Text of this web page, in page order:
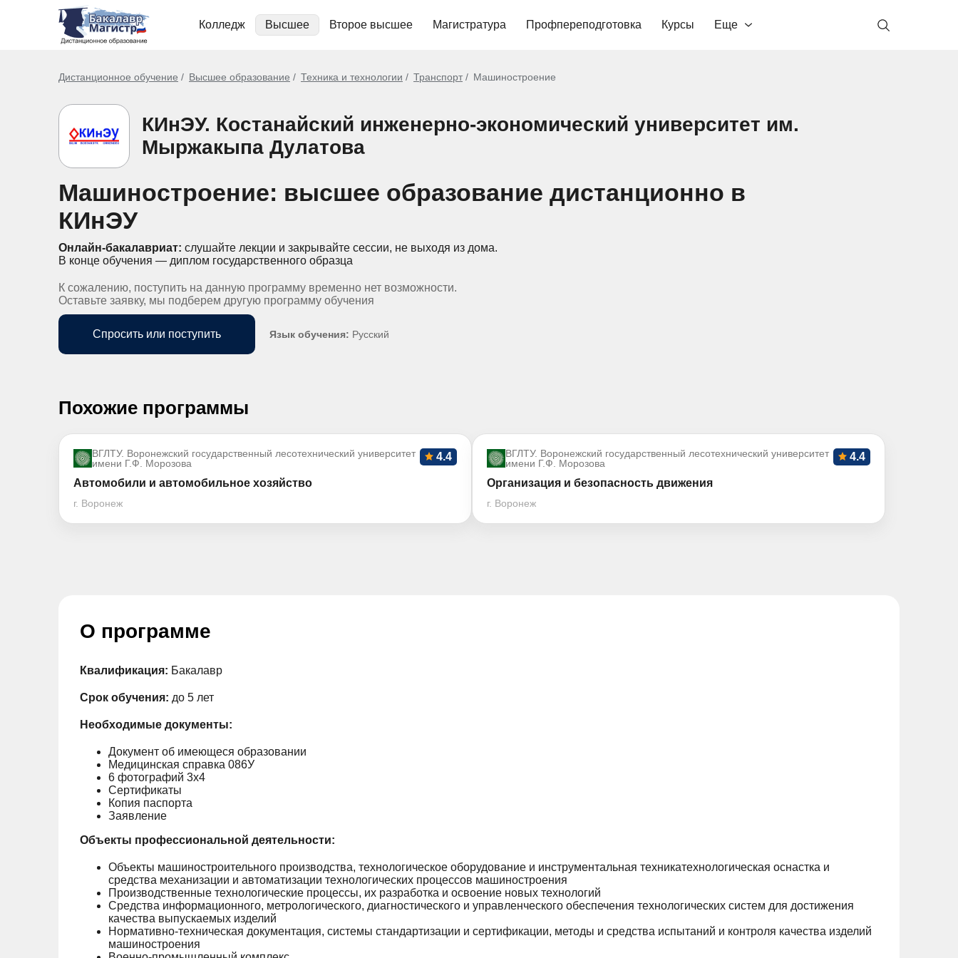
Колледж Высшее Второе высшее Магистратура Профпереподготовка Курсы Еще
Дистанционное обучение Высшее образование Техника и технологии Транспорт Машиностроение
КИнЭУ. Костанайский инженерно-экономический университет им.
Мыржакыпа Дулатова
Машиностроение: высшее образование дистанционно в
КИнЭУ
Онлайн-бакалавриат: слушайте лекции и закрывайте сессии, не выходя из дома.
В конце обучения — диплом государственного образца
К сожалению, поступить на данную программу временно нет возможности.
Оставьте заявку, мы подберем другую программу обучения
Спросить или поступить Язык обучения: Русский
Похожие программы
ВГЛТУ. Воронежский государственный лесотехнический университет
имени Г.Ф. Морозова
4.4
Автомобили и автомобильное хозяйство
г. Воронеж
ВГЛТУ. Воронежский государственный лесотехнический университет
имени Г.Ф. Морозова
4.4
Организация и безопасность движения
г. Воронеж
О программе
Квалификация: Бакалавр
Срок обучения: до 5 лет
Необходимые документы:
Документ об имеющеся образовании
Медицинская справка 086У
6 фотографий 3х4
Сертификаты
Копия паспорта
Заявление
Объекты профессиональной деятельности:
Объекты машиностроительного производства, технологическое оборудование и инструментальная техникатехнологическая оснастка и
средства механизации и автоматизации технологических процессов машиностроения
Производственные технологические процессы, их разработка и освоение новых технологий
Средства информационного, метрологического, диагностического и управленческого обеспечения технологических систем для достижения
качества выпускаемых изделий
Нормативно-техническая документация, системы стандартизации и сертификации, методы и средства испытаний и контроля качества изделий
машиностроения